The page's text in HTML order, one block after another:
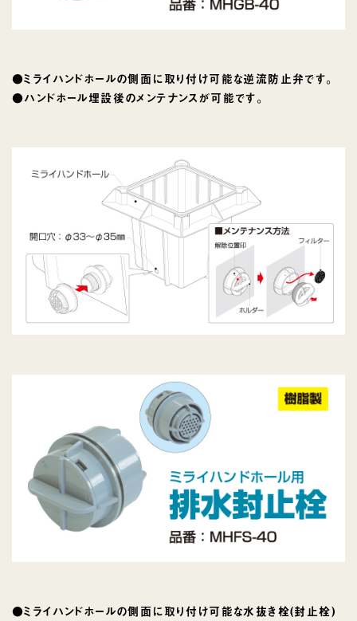
●ミライハンドホールの側面に取り付け可能な逆流防止弁です。
●ハンドホール埋設後のメンテナンスが可能です。
●ミライハンドホールの側面に取り付け可能な水抜き栓(封止栓)